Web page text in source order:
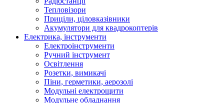
Тепловізори
Приціли, ціловказівники
Акумулятори для квадрокоптерів
Електрика, інструменти
Електроінструменти
Ручний інструмент
Освітлення
Розетки, вимикачі
Піни, герметики, аерозолі
Модульні електрощити
Модульне обладнання